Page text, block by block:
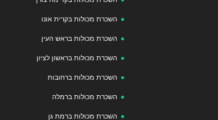
השכרת מכולות בקרית אונו
השכרת מכולות בראש העין
השכרת מכולות בראשון לציון
השכרת מכולות ברחובות
השכרת מכולות ברמלה
השכרת מכולות ברמת גן